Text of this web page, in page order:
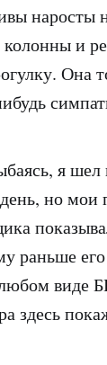
наросты
и
Она
я
но мои
раньше
виде
здесь